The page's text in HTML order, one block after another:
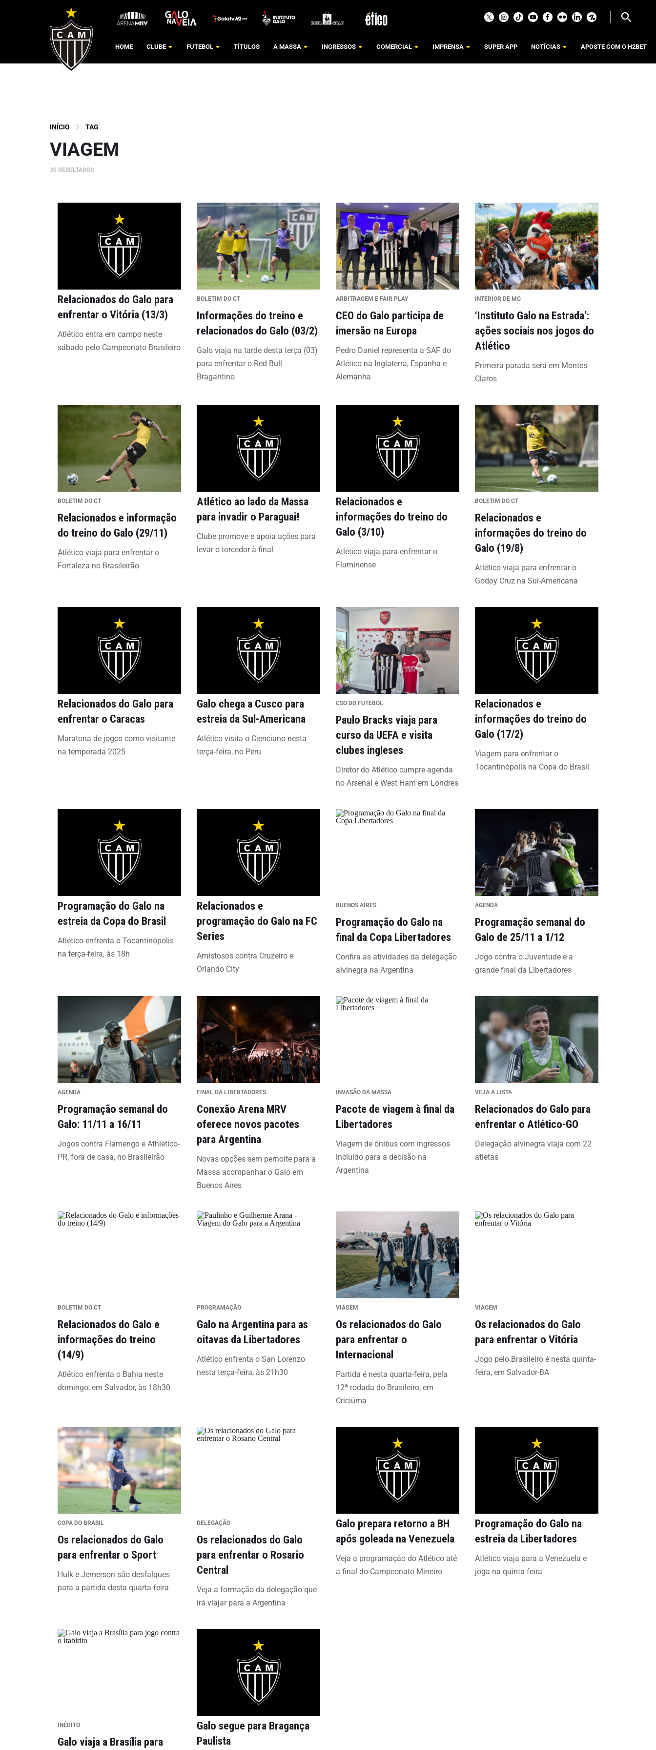
HOME CLUBE FUTEBOL TÍTULOS A MASSA INGRESSOS COMERCIAL IMPRENSA SUPER APP NOTÍCIAS APOSTE COM O H2BET
INÍCIO TAG
VIAGEM
30 RESULTADOS
Relacionados do Galo para
enfrentar o Vitória (13/3)
Atlético entra em campo neste
sábado pelo Campeonato Brasileiro
BOLETIM DO CT
Informações do treino e
relacionados do Galo (03/2)
Galo viaja na tarde desta terça (03)
para enfrentar o Red Bull
Bragantino
ARBITRAGEM E FAIR PLAY
CEO do Galo participa de
imersão na Europa
Pedro Daniel representa a SAF do
Atlético na Inglaterra, Espanha e
Alemanha
INTERIOR DE MG
‘Instituto Galo na Estrada’:
ações sociais nos jogos do
Atlético
Primeira parada será em Montes
Claros
BOLETIM DO CT
Relacionados e informação
do treino do Galo (29/11)
Atlético viaja para enfrentar o
Fortaleza no Brasileirão
Atlético ao lado da Massa
para invadir o Paraguai!
Clube promove e apoia ações para
levar o torcedor à final
Relacionados e
informações do treino do
Galo (3/10)
Atlético viaja para enfrentar o
Fluminense
BOLETIM DO CT
Relacionados e
informações do treino do
Galo (19/8)
Atlético viaja para enfrentar o
Godoy Cruz na Sul-Americana
Relacionados do Galo para
enfrentar o Caracas
Maratona de jogos como visitante
na temporada 2025
Galo chega a Cusco para
estreia da Sul-Americana
Atlético visita o Cienciano nesta
terça-feira, no Peru
CSO DO FUTEBOL
Paulo Bracks viaja para
curso da UEFA e visita
clubes ingleses
Diretor do Atlético cumpre agenda
no Arsenal e West Ham em Londres
Relacionados e
informações do treino do
Galo (17/2)
Viagem para enfrentar o
Tocantinópolis na Copa do Brasil
Programação do Galo na
estreia da Copa do Brasil
Atlético enfrenta o Tocantinópolis
na terça-feira, às 18h
Relacionados e
programação do Galo na FC
Series
Amistosos contra Cruzeiro e
Orlando City
BUENOS AIRES
Programação do Galo na
final da Copa Libertadores
Confira as atividades da delegação
alvinegra na Argentina
AGENDA
Programação semanal do
Galo de 25/11 a 1/12
Jogo contra o Juventude e a
grande final da Libertadores
AGENDA
Programação semanal do
Galo: 11/11 a 16/11
Jogos contra Flamengo e Athletico-
PR, fora de casa, no Brasileirão
FINAL DA LIBERTADORES
Conexão Arena MRV
oferece novos pacotes
para Argentina
Novas opções sem pernoite para a
Massa acompanhar o Galo em
Buenos Aires
INVASÃO DA MASSA
Pacote de viagem à final da
Libertadores
Viagem de ônibus com ingressos
incluído para a decisão na
Argentina
VEJA A LISTA
Relacionados do Galo para
enfrentar o Atlético-GO
Delegação alvinegra viaja com 22
atletas
BOLETIM DO CT
Relacionados do Galo e
informações do treino
(14/9)
Atlético enfrenta o Bahia neste
domingo, em Salvador, às 18h30
PROGRAMAÇÃO
Galo na Argentina para as
oitavas da Libertadores
Atlético enfrenta o San Lorenzo
nesta terça-feira, às 21h30
VIAGEM
Os relacionados do Galo
para enfrentar o
Internacional
Partida é nesta quarta-feira, pela
12ª rodada do Brasileiro, em
Criciúma
VIAGEM
Os relacionados do Galo
para enfrentar o Vitória
Jogo pelo Brasileiro é nesta quinta-
feira, em Salvador-BA
COPA DO BRASIL
Os relacionados do Galo
para enfrentar o Sport
Hulk e Jemerson são desfalques
para a partida desta quarta-feira
DELEGAÇÃO
Os relacionados do Galo
para enfrentar o Rosario
Central
Veja a formação da delegação que
irá viajar para a Argentina
Galo prepara retorno a BH
após goleada na Venezuela
Veja a programação do Atlético até
a final do Campeonato Mineiro
Programação do Galo na
estreia da Libertadores
Atlético viaja para a Venezuela e
joga na quinta-feira
INÉDITO
Galo viaja a Brasília para
Galo segue para Bragança
Paulista